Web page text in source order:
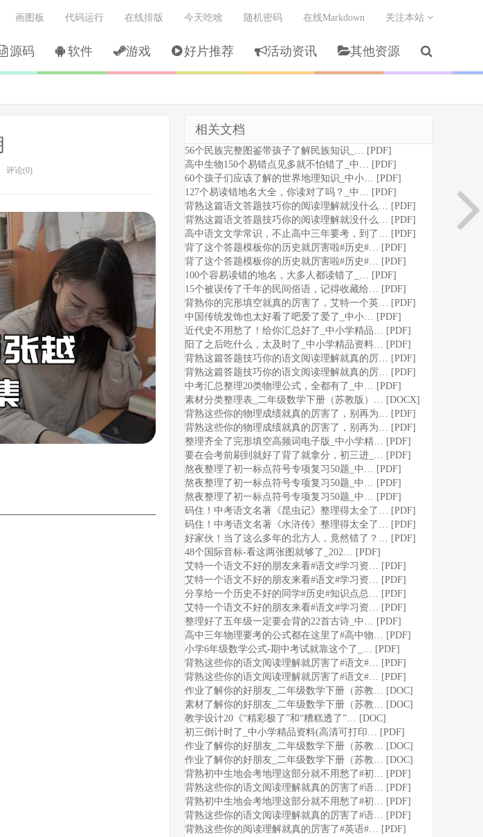
源码 软件 游戏 好片推荐 活动资讯 其他资源
画图板 代码运行 在线排版 今天吃啥 随机密码 在线Markdown 关注本站
评论(0)
相关文档
56个民族完整图鉴️带孩子了解民族知识_… [PDF]
高中生物150个易错点见多就不怕错了_中… [PDF]
60个孩子们应该了解的世界地理知识_中小… [PDF]
127个易读错地名大全，你读对了吗？_中… [PDF]
背熟这篇语文答题技巧你的阅读理解就没什么… [PDF]
背熟这篇语文答题技巧你的阅读理解就没什么… [PDF]
高中语文文学常识，不止高中三年要考，到了… [PDF]
背了这个答题模板你的历史就厉害啦#历史#… [PDF]
背了这个答题模板你的历史就厉害啦#历史#… [PDF]
100个容易读错的地名，大多人都读错了_… [PDF]
15个被误传了千年的民间俗语，记得收藏给… [PDF]
背熟你的完形填空就真的厉害了，艾特一个英… [PDF]
中国传统发饰也太好看了吧️爱了爱了_中小… [PDF]
近代史不用愁了！给你汇总好了_中小学精品… [PDF]
阳了之后吃什么，太及时了_中小学精品资料… [PDF]
背熟这篇答题技巧你的语文阅读理解就真的厉… [PDF]
背熟这篇答题技巧你的语文阅读理解就真的厉… [PDF]
中考汇总整理20类物理公式，全都有了_中… [PDF]
素材分类整理表_二年级数学下册（苏教版）… [DOCX]
背熟这些你的物理成绩就真的厉害了，别再为… [PDF]
背熟这些你的物理成绩就真的厉害了，别再为… [PDF]
整理齐全了完形填空高频词电子版_中小学精… [PDF]
要在会考前刷到就好了背了就拿分，初三进_… [PDF]
熬夜整理了初一标点符号专项复习50题_中… [PDF]
熬夜整理了初一标点符号专项复习50题_中… [PDF]
熬夜整理了初一标点符号专项复习50题_中… [PDF]
码住！中考语文名著《昆虫记》整理得太全了… [PDF]
码住！中考语文名著《水浒传》整理得太全了… [PDF]
好家伙！当了这么多年的北方人，竟然错了？… [PDF]
48个国际音标-看这两张图就够了_202… [PDF]
艾特一个语文不好的朋友来看#语文#学习资… [PDF]
艾特一个语文不好的朋友来看#语文#学习资… [PDF]
分享给一个历史不好的同学#历史#知识点总… [PDF]
艾特一个语文不好的朋友来看#语文#学习资… [PDF]
整理好了五年级一定要会背的22首古诗_中… [PDF]
高中三年物理要考的公式都在这里了#高中物… [PDF]
小学6年级数学公式-期中考试就靠这个了_… [PDF]
背熟这些你的语文阅读理解就厉害了#语文#… [PDF]
背熟这些你的语文阅读理解就厉害了#语文#… [PDF]
作业了解你的好朋友_二年级数学下册（苏教… [DOC]
素材了解你的好朋友_二年级数学下册（苏教… [DOC]
教学设计20《“精彩极了”和“糟糕透了”… [DOC]
初三倒计时了_中小学精品资料(高清可打印… [PDF]
作业了解你的好朋友_二年级数学下册（苏教… [DOC]
作业了解你的好朋友_二年级数学下册（苏教… [DOC]
背熟初中生地会考地理这部分就不用愁了#初… [PDF]
背熟这些你的语文阅读理解就真的厉害了#语… [PDF]
背熟初中生地会考地理这部分就不用愁了#初… [PDF]
背熟这些你的语文阅读理解就真的厉害了#语… [PDF]
背熟这些你的阅读理解就真的厉害了#英语#… [PDF]